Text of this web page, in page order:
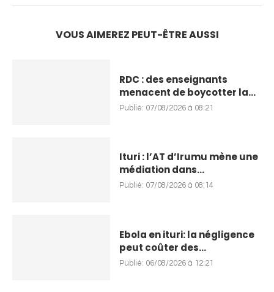
VOUS AIMEREZ PEUT-ÊTRE AUSSI
RDC : des enseignants
menacent de boycotter la...
Publié: 07/08/2026 à 08:21
Ituri : l’AT d’Irumu mène une
médiation dans...
Publié: 07/08/2026 à 08:14
Ebola en ituri: la négligence
peut coûter des...
Publié: 06/08/2026 à 12:21